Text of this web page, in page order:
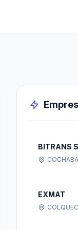
BITRANS
EXMAT